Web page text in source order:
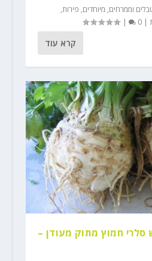
וממרחים, מיוחדים, פירות,
|
0
|
קרא עוד
חמוץ מתוק מעודן –